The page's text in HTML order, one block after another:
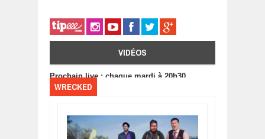
VIDÉOS
Prochain live : chaque mardi à 20h30
WRECKED